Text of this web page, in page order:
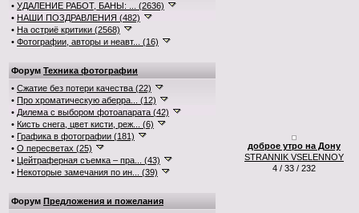
• УДАЛЕНИЕ РАБОТ, БАНЫ: ... (2636)
• НАШИ ПОЗДРАВЛЕНИЯ (482)
• На остриё критики (2568)
• Фотографии, авторы и неавт... (16)
Форум Техника фотографии
• Сжатие без потери качества (22)
• Про хроматическую аберра... (12)
• Дилема с выбором фотоапарата (42)
• Кисть снега, цвет кисти, реж... (6)
• Графика в фотографии (181)
• О пересветах (25)
• Цейтраферная съемка – пра... (43)
• Некоторые замечания по ин... (39)
Форум Предложения и пожелания
доброе утро на Дону
STRANNIK VSELENNOY
4 / 33 / 232